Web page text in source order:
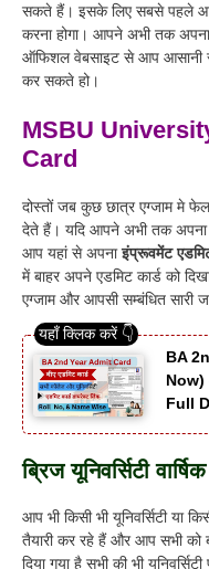
सकते हैं। इसके लिए सबसे पहले
करना होगा। आपने अभी तक अपना
ऑफिशल वेबसाइट से आप आसानी
कर सकते हो।
MSBU
Card
दोस्तों जब कुछ छात्र एग्जाम मे
देते हैं। यदि आपने अभी तक अपना
आप यहां से अपनाइंप्रूवमेंट
में बाहर अपने एडमिट कार्ड को
एग्जाम और आपसी सम्बंधित सारी
BA
Full
ब्रिज यूनिवर्सिटी
आप भी किसी भी यूनिवर्सिटी या
तैयारी कर रहे हैं और आप सभी को
दिया गया है सभी की भी